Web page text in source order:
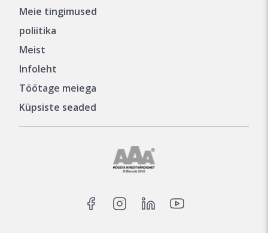
Meie tingimused
poliitika
Meist
Infoleht
Töötage meiega
Küpsiste seaded